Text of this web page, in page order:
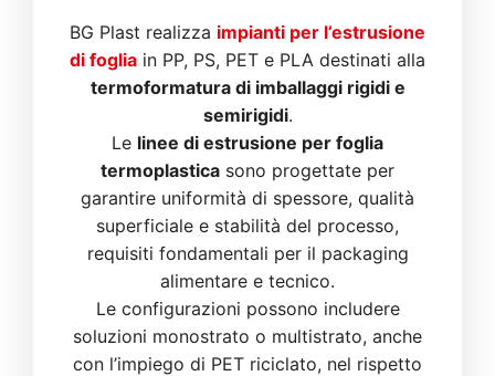
BG Plast realizza impianti per l’estrusione
di foglia in PP, PS, PET e PLA destinati alla
termoformatura di imballaggi rigidi e
semirigidi.
Le linee di estrusione per foglia
termoplastica sono progettate per
garantire uniformità di spessore, qualità
superficiale e stabilità del processo,
requisiti fondamentali per il packaging
alimentare e tecnico.
Le configurazioni possono includere
soluzioni monostrato o multistrato, anche
con l’impiego di PET riciclato, nel rispetto